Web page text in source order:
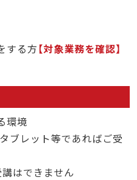
する方 対象業務を確認
環境
ブレット等であればご受
はできません